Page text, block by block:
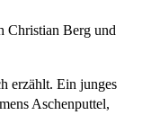
Christian Berg und
erzählt. Ein junges
Aschenputtel,